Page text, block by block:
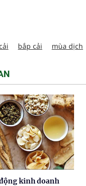
bắp cải mùa dịch
kinh doanh